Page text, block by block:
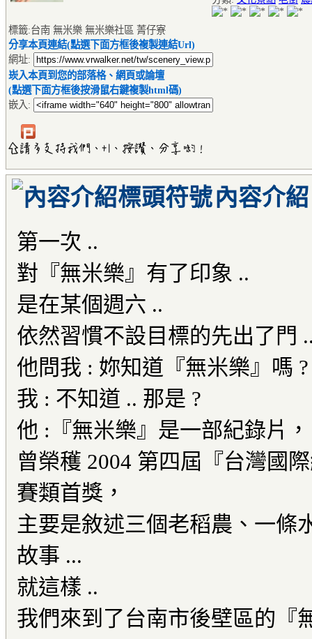
標籤:台南 無米樂 無米樂社區 菁仔寮
分享本頁連結(點選下面方框後複製連結Url)
網址:
崁入本頁到您的部落格、網頁或論壇
(點選下面方框後按滑鼠右鍵複製html碼)
嵌入:
內容介紹
第一次 ..
對『無米樂』有了印象 ..
是在某個週六 ..
依然習慣不設目標的先出了門
他問我 : 妳知道『無米樂』嗎 ?
我 : 不知道 .. 那是 ?
他 :『無米樂』是一部紀錄片，
曾榮穫 2004 第四屆『台灣國
賽類首獎，
主要是敘述三個老稻農、一條
故事 ...
就這樣 ..
我們來到了台南市後壁區的『